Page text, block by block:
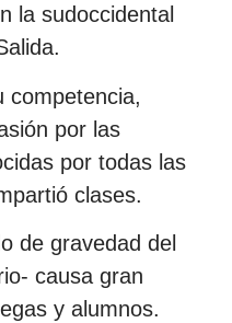
la sudoccidental
competencia,
por las
por todas las
clases.
de gravedad del
causa gran
y alumnos.